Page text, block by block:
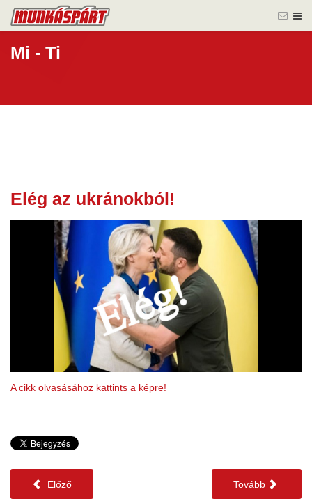
Mi - Ti
11 febr.
Elég az ukránokból!
A cikk olvasásához kattints a képre!
Előző Tovább